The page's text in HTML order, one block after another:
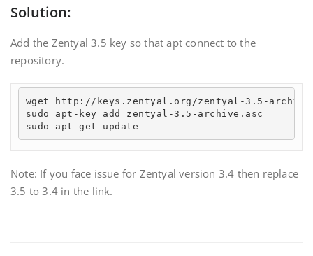
Solution:
Add the Zentyal 3.5 key so that apt connect to the
repository.
wget http://keys.zentyal.org/zentyal-3.5-
sudo apt-key add zentyal-3.5-archive.asc
sudo apt-get update
Note: If you face issue for Zentyal version 3.4 then replace
3.5 to 3.4 in the link.